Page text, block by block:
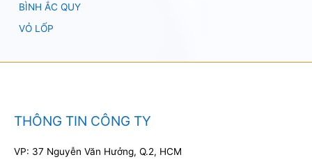
BÌNH ẮC QUY
VỎ LỐP
THÔNG TIN CÔNG TY
VP: 37 Nguyễn Văn Hưởng, Q.2, HCM